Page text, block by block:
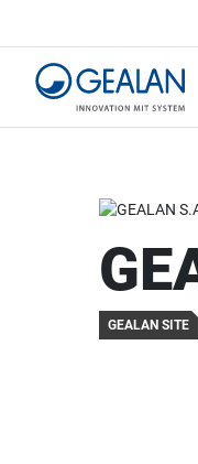
GEALAN SITE